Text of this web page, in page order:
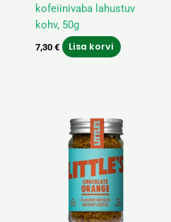
kofeiinivaba lahustuv
kohv, 50g
7,30 € Lisa korvi